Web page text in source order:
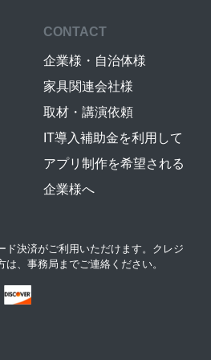
CONTACT
企業様・自治体様
家具関連会社様
取材・講演依頼
IT導入補助金を利用して
アプリ制作を希望される
企業様へ
ド決済がご利用いただけます。クレジ
、事務局までご連絡ください。